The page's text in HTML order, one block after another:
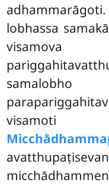
adhammarāgoti.
lobhassa